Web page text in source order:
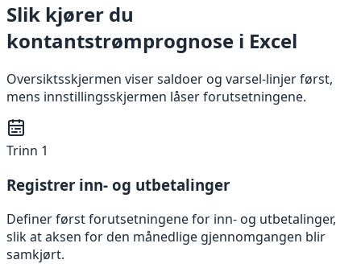
Slik kjører du
kontantstrømprognose i Excel
Oversiktsskjermen viser saldoer og varsel-linjer først,
mens innstillingsskjermen låser forutsetningene.
Trinn 1
Registrer inn- og utbetalinger
Definer først forutsetningene for inn- og utbetalinger,
slik at aksen for den månedlige gjennomgangen blir
samkjørt.